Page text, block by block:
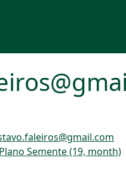
Semente (19, month)